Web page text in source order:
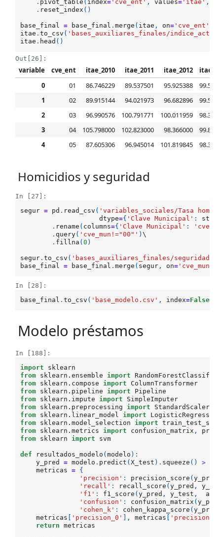
. pivot_table ( index= 'cve_ent' , values= 'itae' ,
. reset_index ()
base_final = base_final .merge ( itae , on= 'cve_ent'
itae .to_csv ( 'bases_auxiliares_finales/
itae . head ()
Out[26]:
variable cve_ent itae_2010 itae_2011 itae_2012
0
01 86.746229 89.537501 95.925388
1
02 89.915144 94.021973 96.682896
2
03 96.990576 100.791771 100.011959
3
04 105.798000 102.823000 98.366000
4
05 87.605306 96.945014 101.819845
Homicidios y seguridad
In [27]:
segur = pd . read_csv ( 'variables_sociales/Tasa
dtype={ 'Clave Municipal' : str
. rename ( columns={ 'Clave Municipal' :
. query( 'cve_mun!="00"' )\
. fillna (0 )
segur.to_csv ( 'bases_auxiliares_finales/
base_final
= base_final .merge ( segur , on= 'cve_mun'
In [28]:
base_final .to_csv ( 'base_modelo.csv' , index=False
Modelo préstamos
In [188]:
import
sklearn
from sklearn.ensemble import
from sklearn.compose import
ColumnTransformer
from sklearn.pipeline import
Pipeline
from sklearn.impute import
SimpleImputer
from sklearn.preprocessing import StandardScaler
from sklearn.linear_model import
from sklearn.model_selection import
from sklearn.metrics import confusion_matrix ,
from sklearn import svm
def resultados_modelo (modelo ):
y_pred
= modelo . predict (X_test ) . squeeze () >
metricas
= {
'precision' : precision_score (y_pred
'recall' : recall_score (y_pred ,
'f1' : f1_score (y_pred , y_test ,
'confusion' : confusion_matrix (
'cohen_k' : cohen_kappa_score (y_pred
metricas
'precision_0' ], metricas
return
metricas